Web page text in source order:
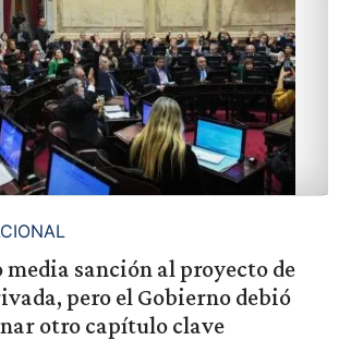
media sanción al proyecto de
pero el Gobierno debió
otro capítulo clave